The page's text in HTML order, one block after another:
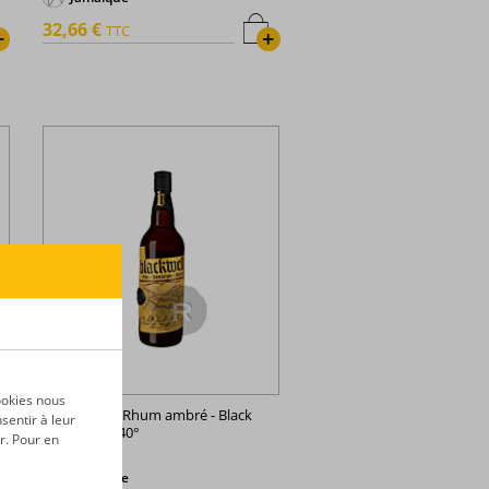
+
32,66 € TTC
Blackwell -
Rhum ambré - Black
gold - 70cl - 40°
Jamaïque
nous
à leur
Pour en